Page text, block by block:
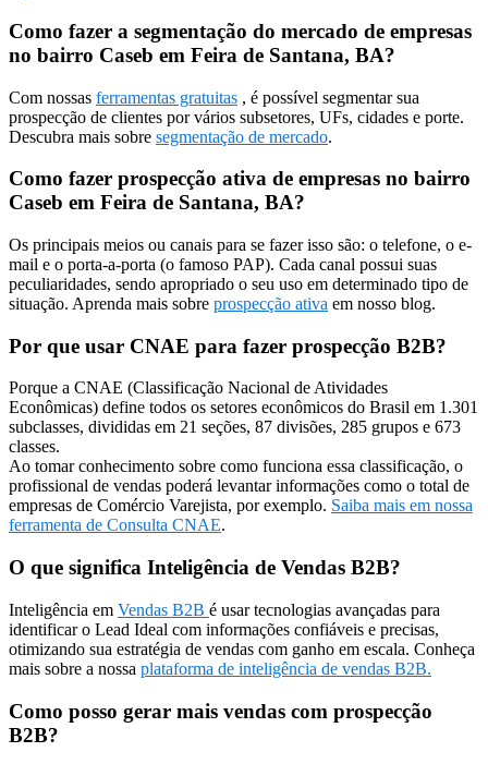
Como fazer a segmentação do mercado de empresas
no bairro Caseb em Feira de Santana, BA?
Com nossas ferramentas gratuitas , é possível segmentar sua
prospecção de clientes por vários subsetores, UFs, cidades e porte.
Descubra mais sobre segmentação de mercado.
Como fazer prospecção ativa de empresas no bairro
Caseb em Feira de Santana, BA?
Os principais meios ou canais para se fazer isso são: o telefone, o e-
mail e o porta-a-porta (o famoso PAP). Cada canal possui suas
peculiaridades, sendo apropriado o seu uso em determinado tipo de
situação. Aprenda mais sobre prospecção ativa em nosso blog.
Por que usar CNAE para fazer prospecção B2B?
Porque a CNAE (Classificação Nacional de Atividades
Econômicas) define todos os setores econômicos do Brasil em 1.301
subclasses, divididas em 21 seções, 87 divisões, 285 grupos e 673
classes.
Ao tomar conhecimento sobre como funciona essa classificação, o
profissional de vendas poderá levantar informações como o total de
empresas de Comércio Varejista, por exemplo. Saiba mais em nossa
ferramenta de Consulta CNAE.
O que significa Inteligência de Vendas B2B?
Inteligência em Vendas B2B é usar tecnologias avançadas para
identificar o Lead Ideal com informações confiáveis e precisas,
otimizando sua estratégia de vendas com ganho em escala. Conheça
mais sobre a nossa plataforma de inteligência de vendas B2B.
Como posso gerar mais vendas com prospecção
B2B?